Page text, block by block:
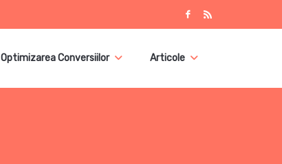
Optimizarea Conversiilor Articole